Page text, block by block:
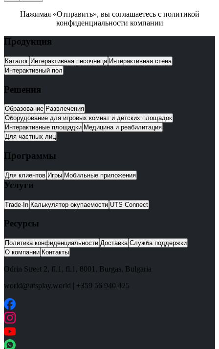
Нажимая «Отправить», вы соглашаетесь с политикой
конфиденциальности компании
Продукция
Каталог Интерактивная песочница Интерактивная стена
Интерактивный пол
Решения
Образование Развлечения
Оборудование для игровых комнат и детских площадок
Интерактивные площадки Медицина и реабилитация
Для частных лиц
Программы
Для клиентов Игры Мобильные приложения
Услуги
Trade-In Калькулятор окупаемости UTS Connect
Ресурсы
Политика конфиденциальности Доставка Служба поддержки
О компании Контакты
Odrin Street 2, fl.1 , fl.1, 8001 , Burgas, Bulgaria
world@utsplay.world | +359 56 940 425